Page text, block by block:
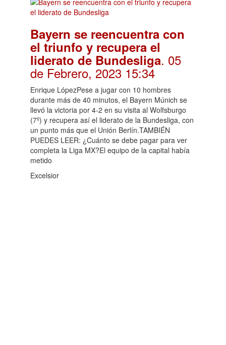
Bayern se reencuentra con
el triunfo y recupera el
liderato de Bundesliga. 05
de Febrero, 2023 15:34
Enrique LópezPese a jugar con 10 hombres
durante más de 40 minutos, el Bayern Múnich se
llevó la victoria por 4-2 en su visita al Wolfsburgo
(7º) y recupera así el liderato de la Bundesliga, con
un punto más que el Unión Berlín.TAMBIÉN
PUEDES LEER: ¿Cuánto se debe pagar para ver
completa la Liga MX?El equipo de la capital había
metido
Excelsior